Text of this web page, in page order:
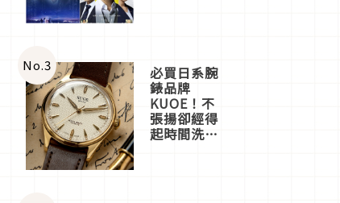
No.3 必買日系腕
錶品牌
KUOE！不
張揚卻經得
起時間洗鍊